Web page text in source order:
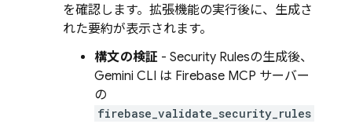
を確認します。拡張機能の実行後に、生成さ
れた要約が表示されます。
構文の検証 -Security Rulesの生成後、
Gemini CLI は Firebase MCP サーバー
の
firebase_validate_security_rules